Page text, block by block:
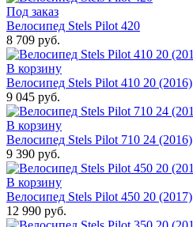
Под заказ
Велосипед Stels Pilot 420
8 709 руб.
В корзину
Велосипед Stels Pilot 410 20 (2016)
9 045 руб.
В корзину
Велосипед Stels Pilot 710 24 (2016)
9 390 руб.
В корзину
Велосипед Stels Pilot 450 20 (2017)
12 990 руб.